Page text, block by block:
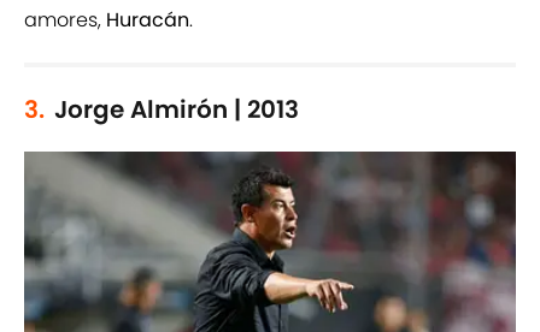
amores, Huracán.
3. Jorge Almirón | 2013